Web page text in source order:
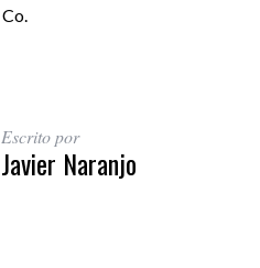
Escrito por
Javier Naranjo